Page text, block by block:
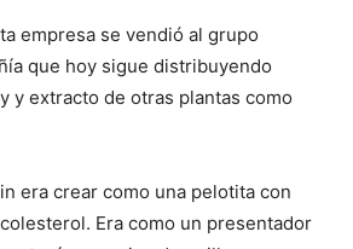
empresa se vendió al grupo
que hoy sigue distribuyendo
y extracto de otras plantas como
era crear como una pelotita con
Era como un presentador